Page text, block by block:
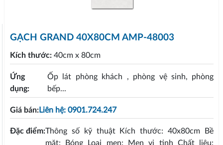
GẠCH GRAND 40X80CM AMP-48003
Kích thước: 40cm x 80cm
Ứng
dụng:
Ốp lát phòng khách , phòng vệ sinh, phòng
bếp...
Giá bán:Liên hệ: 0901.724.247
Đặc điểm:Thông số kỹ thuật Kích thước: 40x80cm Bề
mặt: Bóng Loại men: Men vi tinh Chất liệu: